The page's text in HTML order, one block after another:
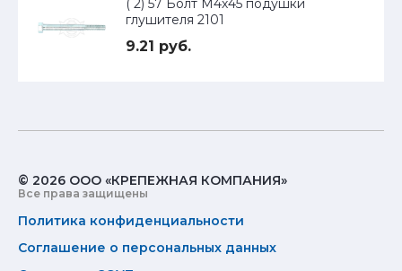
( 2) 57 Болт М4х45 подушки
глушителя 2101
9.21 руб.
© 2026 ООО «КРЕПЕЖНАЯ КОМПАНИЯ»
Все права защищены
Политика конфиденциальности
Соглашение о персональных данных